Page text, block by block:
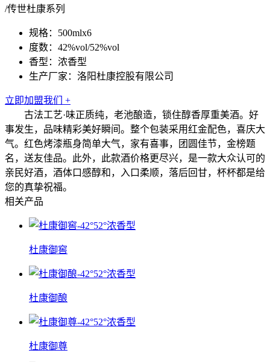
/传世杜康系列
规格：500mlx6
度数：42%vol/52%vol
香型：浓香型
生产厂家：洛阳杜康控股有限公司
立即加盟我们 +
古法工艺·味正质纯，老池酿造，锁住醇香厚重美酒。好
事发生，品味精彩美好瞬间。整个包装采用红金配色，喜庆大
气。红色烤漆瓶身简单大气，家有喜事，团圆佳节，金榜题
名，送友佳品。此外，此款酒价格更尽兴，是一款大众认可的
亲民好酒，酒体口感醇和，入口柔顺，落后回甘，杯杯都是给
您的真挚祝福。
相关产品
杜康御窖
杜康御酿
杜康御尊